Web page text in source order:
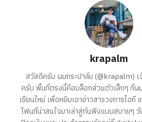
krapalm
สวัสดีครับ ผมกระปาล์ม (@krapalm)
ครับ พื้นที่ตรงนี้คือบล็อกส่วนตัวเล็กๆ ที่ผ
เขียนใหม่ เพื่อหยิบเอาข่าวสารวงการไอที
โฟนที่น่าสนใจมาเล่าสู่กันฟังแบบสบายๆ